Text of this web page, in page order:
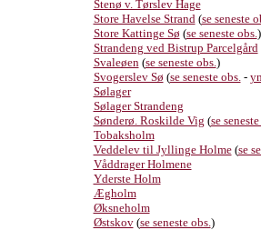
Stenø v. Tørslev Hage
Store Havelse Strand(se seneste
Store Kattinge Sø (se seneste obs.)
Strandeng ved Bistrup Parcelgård
Svaleøen(se seneste obs.)
Svogerslev Sø (se seneste obs.-
Sølager
Sølager Strandeng
Sønderø. Roskilde Vig (se
Tobaksholm
Veddelev til Jyllinge Holme(se
Våddrager Holmene
Yderste Holm
Ægholm
Øksneholm
Østskov(se seneste obs.)